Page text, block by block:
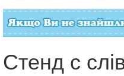
Стенд с